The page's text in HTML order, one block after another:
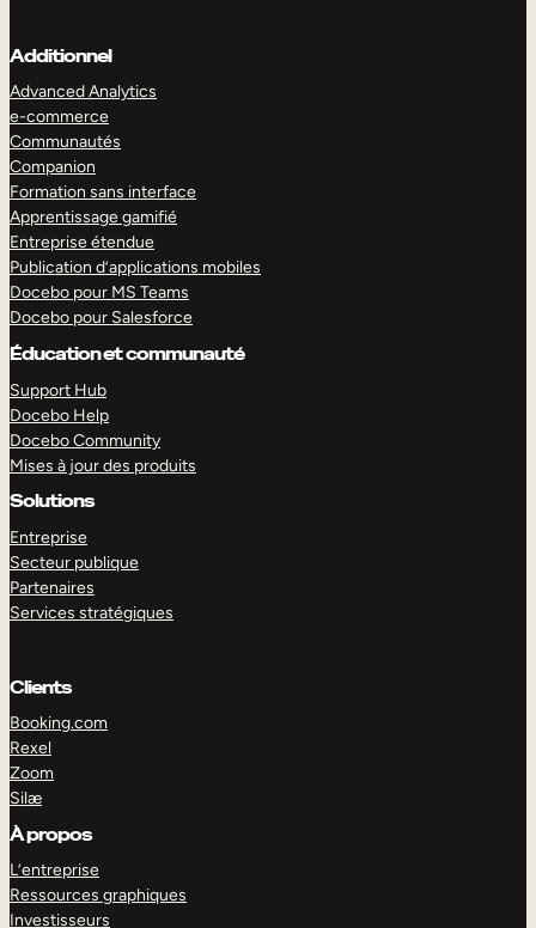
Additionnel
Advanced Analytics
e-commerce
Communautés
Companion
Formation sans interface
Apprentissage gamifié
Entreprise étendue
Publication d’applications mobiles
Docebo pour MS Teams
Docebo pour Salesforce
Éducation et communauté
Support Hub
Docebo Help
Docebo Community
Mises à jour des produits
Solutions
Entreprise
Secteur publique
Partenaires
Services stratégiques
Clients
Booking.com
Rexel
Zoom
Silæ
À propos
L’entreprise
Ressources graphiques
Investisseurs